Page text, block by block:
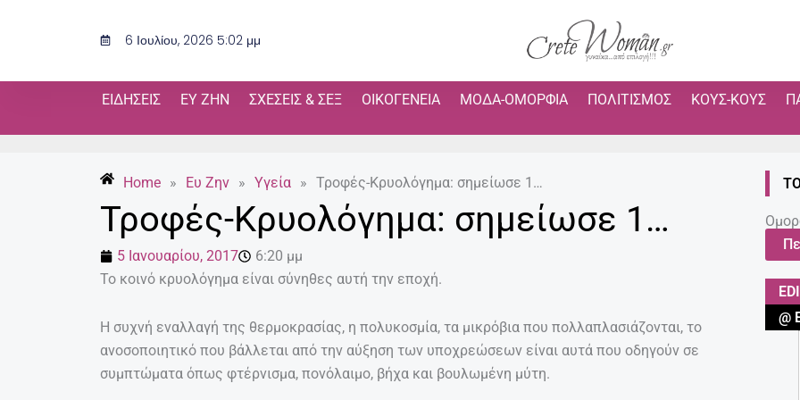
6 Ιουλίου, 2026 5:02 μμ
ΕΙΔΉΣΕΙΣ ΕΥ ΖΗΝ ΣΧΈΣΕΙΣ & ΣΕΞ ΟΙΚΟΓΈΝΕΙΑ ΜΌΔΑ-ΟΜΟΡΦΙΆ ΠΟΛΙΤΙΣΜΌΣ ΚΟΥΣ-ΚΟΥΣ
Home » Ευ Ζην » Υγεία » Τροφές-Κρυολόγημα: σημείωσε 1…
Τροφές-Κρυολόγημα: σημείωσε 1…
5 Ιανουαρίου, 2017
6:20 μμ
Το κοινό κρυολόγημα είναι σύνηθες αυτή την εποχή.
Η συχνή εναλλαγή της θερμοκρασίας, η πολυκοσμία, τα μικρόβια που πολλαπλασιάζονται, το
ανοσοποιητικό που βάλλεται από την αύξηση των υποχρεώσεων είναι αυτά που οδηγούν σε
συμπτώματα όπως φτέρνισμα, πονόλαιμο, βήχα και βουλωμένη μύτη.
@